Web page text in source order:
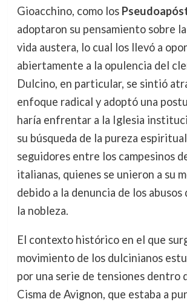
Gioacchino, como los
adoptaron su pensamiento sobre
vida austera, lo cual los llevó a
abiertamente a la opulencia del
Dulcino, en particular, se sintió
enfoque radical y adoptó una
haría enfrentar a la Iglesia
su búsqueda de la pureza
seguidores entre los campesinos
italianas, quienes se unieron a su
debido a la denuncia de los abusos
la nobleza.
El contexto histórico en el que
movimiento de los dulcinianos
por una serie de tensiones dentro
Cisma de Avignon, que estaba a